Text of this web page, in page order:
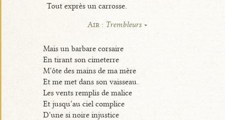
Tout exprès un carrosse.
Air : Trembleurs
Mais un barbare corsaire
En tirant son cimeterre
M’ôte des mains de ma mère
Et me met dans son vaisseau.
Les vents remplis de malice
Et jusqu’au ciel complice
D’une si noire injustice